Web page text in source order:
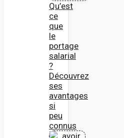
Qu’est
ce
que
le
portage
salarial
?
Découvrez
ses
avantages
si
peu
connus